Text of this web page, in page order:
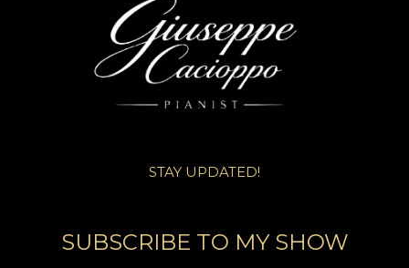
STAY UPDATED!
SUBSCRIBE TO MY SHOW